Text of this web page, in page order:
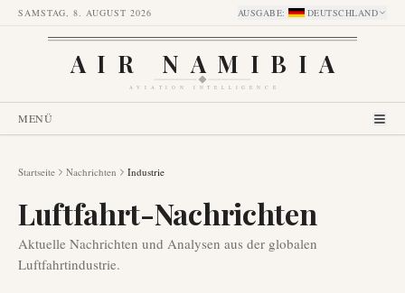
SAMSTAG, 8. AUGUST 2026 AUSGABE: DEUTSCHLAND
AIR NAMIBIA
AVIATION INTELLIGENCE
MENÜ
Startseite Nachrichten Industrie
Luftfahrt-Nachrichten
Aktuelle Nachrichten und Analysen aus der globalen
Luftfahrtindustrie.